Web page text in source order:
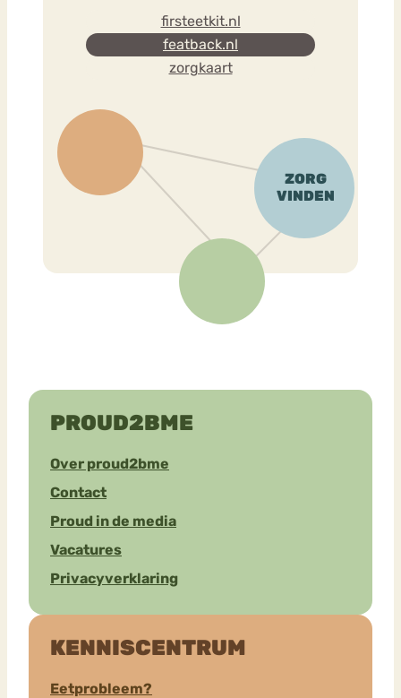
firsteetkit.nl
featback.nl
zorgkaart
PROUD2BME
Over proud2bme
Contact
Proud in de media
Vacatures
Privacyverklaring
KENNISCENTRUM
Eetprobleem?